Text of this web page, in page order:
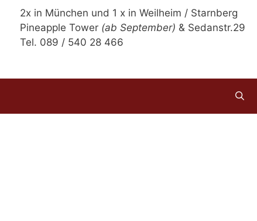
2x in München und 1 x in Weilheim / Starnberg
Pineapple Tower (ab September) & Sedanstr.29
Tel. 089 / 540 28 466